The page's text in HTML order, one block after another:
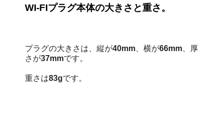
WI-FIプラグ本体の大きさと重さ。
プラグの大きさは、縦が40mm 、横が66mm 、厚
さが37mmです。
重さは83gです。